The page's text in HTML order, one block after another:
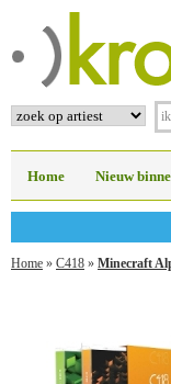
Home Nieuw
Home » C418 » Minecraft